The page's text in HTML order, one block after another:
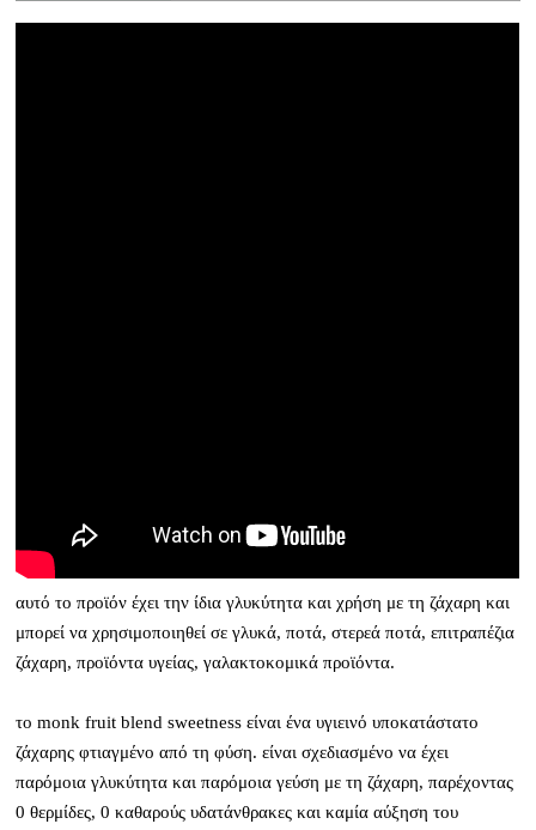
αυτό το προϊόν έχει την ίδια γλυκύτητα και χρήση με τη ζάχαρη και
μπορεί να χρησιμοποιηθεί σε γλυκά, ποτά, στερεά ποτά, επιτραπέζια
ζάχαρη, προϊόντα υγείας, γαλακτοκομικά προϊόντα.
το monk fruit blend sweetness είναι ένα υγιεινό υποκατάστατο
ζάχαρης φτιαγμένο από τη φύση. είναι σχεδιασμένο να έχει
παρόμοια γλυκύτητα και παρόμοια γεύση με τη ζάχαρη, παρέχοντας
0 θερμίδες, 0 καθαρούς υδατάνθρακες και καμία αύξηση του